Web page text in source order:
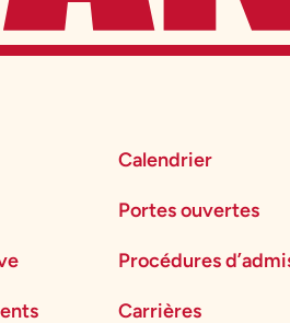
Calendrier
Portes ouvertes
Procédures
Carrières